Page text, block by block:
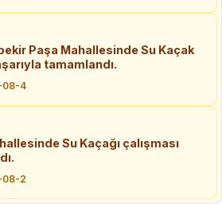
Paşa Mahallesinde Su Kaçak
tamamlandı.
08-4
Su Kaçağı çalışması
08-2